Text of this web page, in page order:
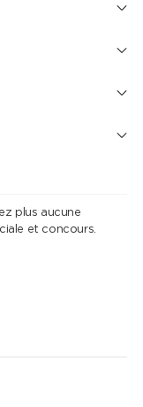
plus aucune
et concours.